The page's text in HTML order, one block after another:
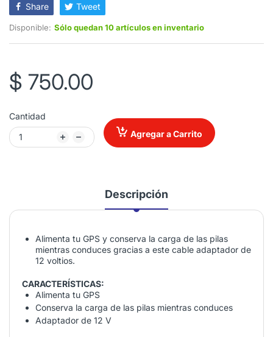
Share Tweet
Disponible: Sólo quedan 10 artículos en inventario
$ 750.00
Cantidad
Agregar a Carrito
Descripción
Alimenta tu GPS y conserva la carga de las pilas
mientras conduces gracias a este cable adaptador de
12 voltios.
CARACTERÍSTICAS:
Alimenta tu GPS
Conserva la carga de las pilas mientras conduces
Adaptador de 12 V